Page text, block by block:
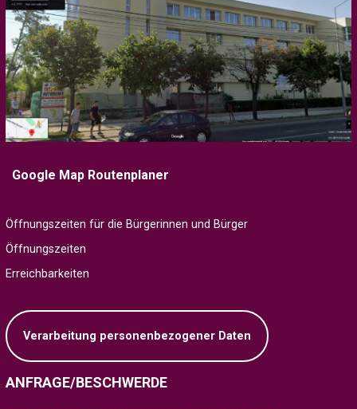
Google Map Routenplaner
Öffnungszeiten für die Bürgerinnen und Bürger
Öffnungszeiten
Erreichbarkeiten
Verarbeitung personenbezogener Daten
ANFRAGE/BESCHWERDE